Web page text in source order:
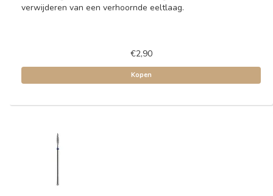
verwijderen van een verhoornde eeltlaag.
€2,90
Kopen